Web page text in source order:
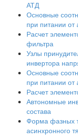
АТД
Основные
при питании
Расчет
фильтра
Узлы
инвертора
Основные
при питании от
Расчет
Автономные
состава
Форма фазных
асинхронного